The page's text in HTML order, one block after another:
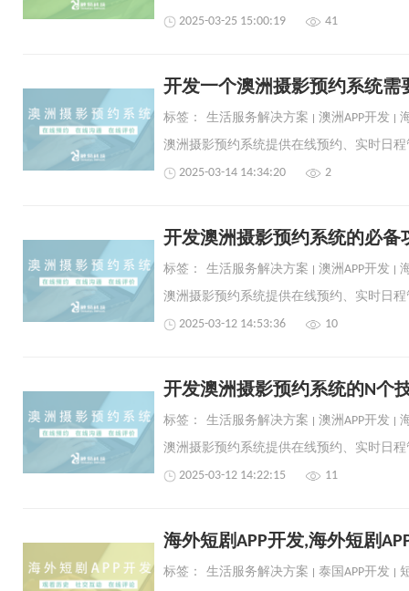
2025-03-25 15:00:19 41
开发一个澳洲摄影预约系统
标签： 生活服务解决方案 澳洲APP开发
2025-03-14 14:34:20 2
开发澳洲摄影预约系统的必备
标签： 生活服务解决方案 澳洲APP开发
2025-03-12 14:53:36 10
开发澳洲摄影预约系统的N个
标签： 生活服务解决方案 澳洲APP开发
2025-03-12 14:22:15 11
海外短剧APP开发,海外短剧
标签： 生活服务解决方案 泰国APP开发